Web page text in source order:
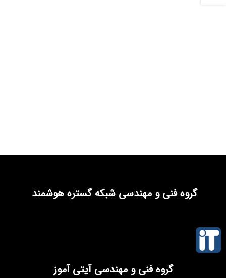
گروه فنی و مهندسی شبکه گستره هوشمند
گروه فنی و مهندسی آیتی آموز